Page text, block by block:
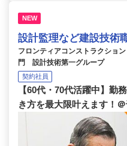
NEW
設計監理など建設技術
フロンティアコンストラクショ
門 設計技術第一グループ
契約社員
【60代・70代活躍中】勤
き方を最大限叶えます！